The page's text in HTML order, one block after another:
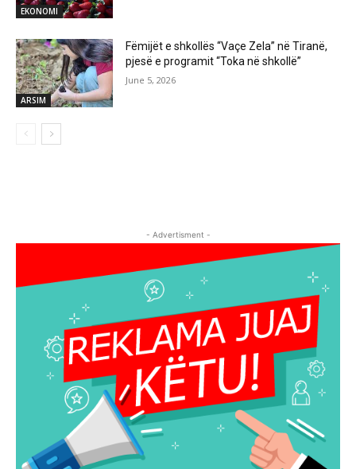
EKONOMI
ARSIM
Fëmijët e shkollës “Vaçe Zela” në Tiranë,
pjesë e programit “Toka në shkollë”
June 5, 2026
- Advertisment -